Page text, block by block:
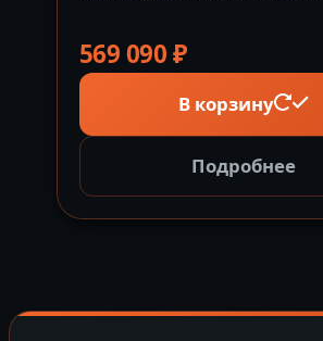
569 090₽
В корзину
Подробнее